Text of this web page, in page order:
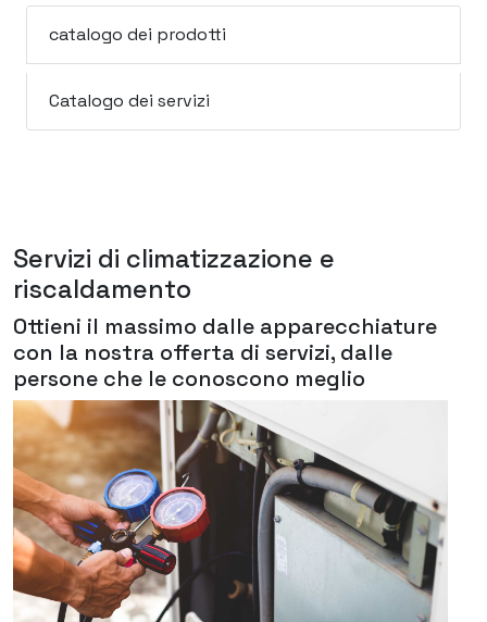
catalogo dei prodotti
Catalogo dei servizi
Servizi di climatizzazione e
riscaldamento
Ottieni il massimo dalle apparecchiature
con la nostra offerta di servizi, dalle
persone che le conoscono meglio